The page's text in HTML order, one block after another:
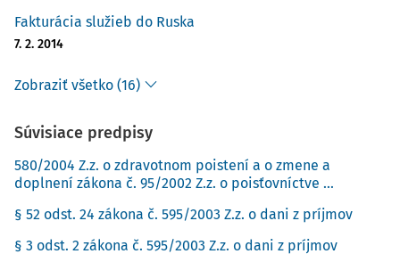
Fakturácia služieb do Ruska
7. 2. 2014
Zobraziť všetko (16)
Súvisiace predpisy
580/2004 Z.z. o zdravotnom poistení a o zmene a
doplnení zákona č. 95/2002 Z.z. o poisťovníctve ...
§ 52 odst. 24 zákona č. 595/2003 Z.z. o dani z príjmov
§ 3 odst. 2 zákona č. 595/2003 Z.z. o dani z príjmov